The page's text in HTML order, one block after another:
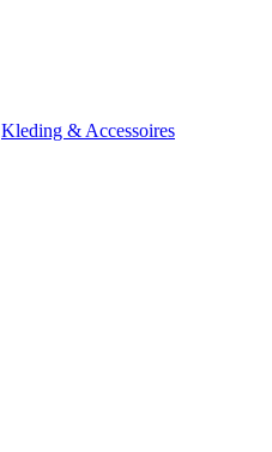
Kleding & Accessoires